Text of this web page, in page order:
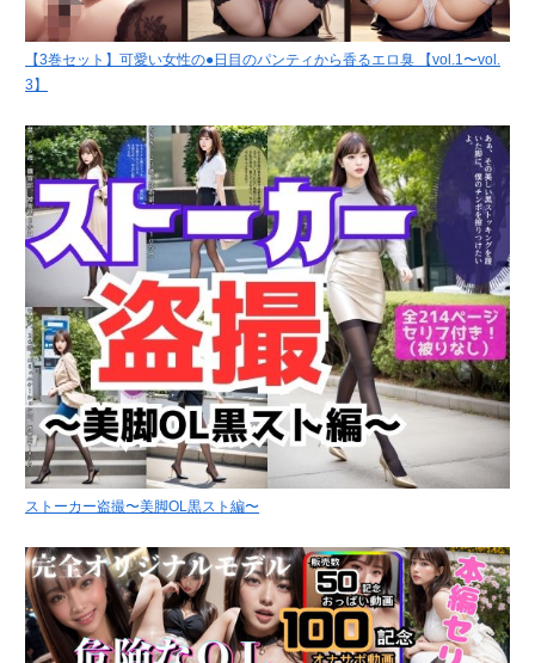
【3巻セット】可愛い女性の●日目のパンティから香るエロ臭 【vol.1〜vol.
3】
ストーカー盗撮〜美脚OL黒スト編〜